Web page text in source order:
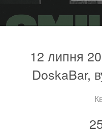
12 липня
DoskaBar,